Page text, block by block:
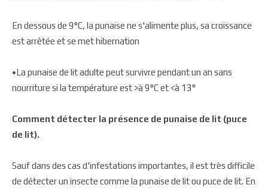
En dessous de 9°C, la punaise ne s'alimente plus, sa croissance
est arrêtée et se met hibernation
•La punaise de lit adulte peut survivre pendant un an sans
nourriture si la température est >à 9°C et <à 13°
Comment détecter la présence de punaise de lit (puce
de lit).
Sauf dans des cas d'infestations importantes, il est très difficile
de détecter un insecte comme la punaise de lit ou puce de lit. En